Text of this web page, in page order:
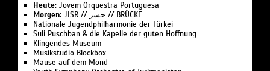
Heute: Jovem Orques­tra Portuguesa
Morgen:
JISR // جسر // BRÜCKE
Nationale Jugend­philharmonie der Türkei
Suli Pusch­ban & die Ka­pelle der gu­ten Hoff­nung
Klingendes Museum
Musikstudio Blockbox
Mäuse auf dem Mond